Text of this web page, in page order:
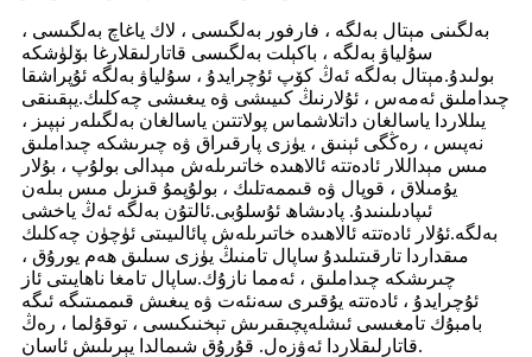
بەلگىنى مېتال بەلگە ، فارفور بەلگىسى ، لاك ياغاچ بەلگىسى ،
سۇلياۋ بەلگە ، باكېلت بەلگىسى قاتارلىقلارغا بۆلۈشكە
بولىدۇ.مېتال بەلگە ئەڭ كۆپ ئۇچرايدۇ ، سۇلياۋ بەلگە ئۇپراشقا
چىداملىق ئەمەس ، ئۇلارنىڭ كىيىشى ۋە يىغىشى چەكلىك.يېقىنقى
يىللاردا ياسالغان داتلاشماس پولاتتىن ياسالغان بەلگىلەر نېپىز ،
نەپىس ، رەڭگى ئېنىق ، يۈزى پارقىراق ۋە چىرىشكە چىداملىق
مىس مېداللار ئادەتتە ئالاھىدە خاتىرىلەش مېدالى بولۇپ ، بۇلار
يۇمىلاق ، قوپال ۋە قىممەتلىك ، بولۇپمۇ قىزىل مىس بىلەن
ئىپادىلىنىدۇ. پادىشاھ ئۇسلۇبى.ئالتۇن بەلگە ئەڭ ياخشى
بەلگە.ئۇلار ئادەتتە ئالاھىدە خاتىرىلەش پائالىيىتى ئۈچۈن چەكلىك
مىقداردا تارقىتىلىدۇ ساپال تامنىڭ يۈزى سىلىق ھەم يورۇق ،
چىرىشكە چىداملىق ، ئەمما نازۇك.ساپال تامغا ناھايىتى ئاز
ئۇچرايدۇ ، ئادەتتە يۇقىرى سەنئەت ۋە يىغىش قىممىتىگە ئىگە
بامبۇك تامغىسى ئىشلەپچىقىرىش تېخنىكىسى ، توقۇلما ، رەڭ
قاتارلىقلاردا ئەۋزەل. قۇرۇق شىمالدا يېرىلىش ئاسان.